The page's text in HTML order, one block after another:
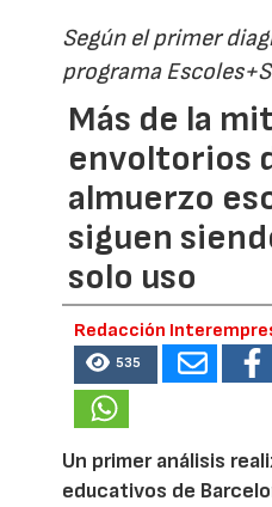
Según el primer
programa
Más de la
envoltorios
almuerzo
siguen
solo uso
Redacción
535
Un primer análisis
educativos de